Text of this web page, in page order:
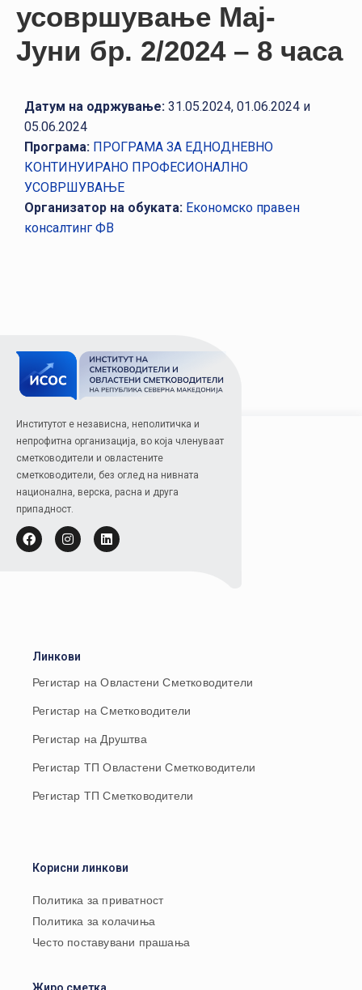
ЧЛЕНОВИ
АЖУРИРАЈ
усовршување Мај-
Јуни бр. 2/2024 – 8 часа
Датум на одржување: 31.05.2024, 01.06.2024 и
05.06.2024
Програма: ПРОГРАМА ЗА ЕДНОДНЕВНО
КОНТИНУИРАНО ПРОФЕСИОНАЛНО
УСОВРШУВАЊЕ
Организатор на обуката: Економско правен
консалтинг ФВ
Институтот е независна, неполитичка и
непрофитна организација, во која членуваат
сметководители и овластените
сметководители, без оглед на нивната
национална, верска, расна и друга
припадност.
Линкови
Регистар на Овластени Сметководители
Регистар на Сметководители
Регистар на Друштва
Регистар ТП Овластени Сметководители
Регистар ТП Сметководители
Корисни линкови
Политика за приватност
Политика за колачиња
Често поставувани прашања